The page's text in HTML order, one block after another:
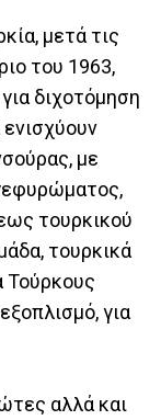
μετά τις
του 1963,
διχοτόμηση
με
τουρκικού
τουρκικά
Τούρκους
για
αλλά και